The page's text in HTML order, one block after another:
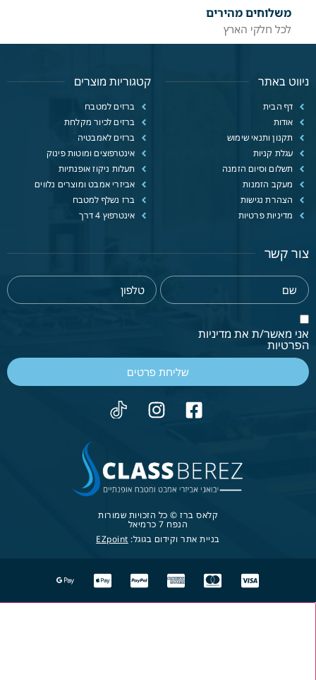
משלוחים מהירים
לכל חלקי הארץ
ניווט באתר
דף הבית
אודות
תקנון ותנאי שימוש
עגלת קניות
תשלום וסיום הזמנה
מעקב הזמנות
הצהרת נגישות
מדיניות פרטיות
קטגוריות מוצרים
ברזים למטבח
ברזים לכיור מקלחת
ברזים לאמבטיה
אינטרפוצים ומוטות פינוק
תעלות ניקוז אופנתיות
אביזרי אמבט ומוצרים נלווים
ברז נשלף למטבח
אינטרפוץ 4 דרך
צור קשר
אני מאשר/ת את מדיניות
הפרטיות
שליחת פרטים
קלאס ברז © כל הזכויות שמורות
הנפח 7 כרמיאל
בניית אתר וקידום בגוגל: EZpoint